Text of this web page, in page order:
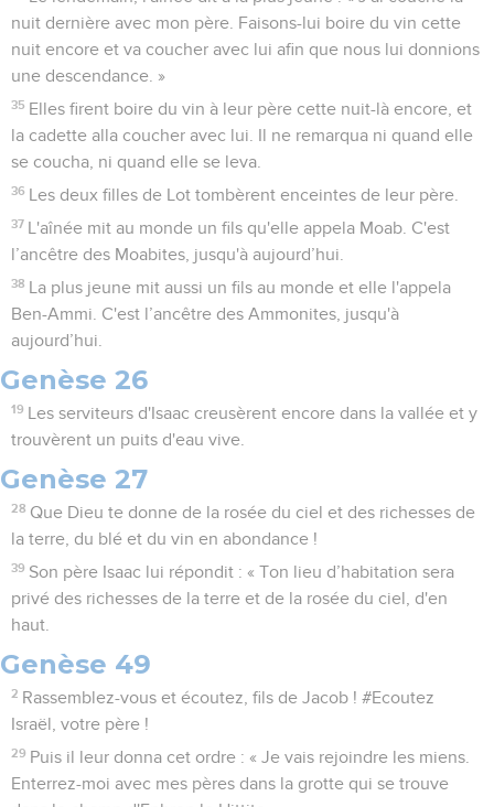
nuit dernière avec mon père. Faisons-lui boire du vin cette
nuit encore et va coucher avec lui afin que nous lui donnions
une descendance. »
35 Elles firent boire du vin à leur père cette nuit-là encore, et
la cadette alla coucher avec lui. Il ne remarqua ni quand elle
se coucha, ni quand elle se leva.
36 Les deux filles de Lot tombèrent enceintes de leur père.
37
L'aînée mit au monde un fils qu'elle appela Moab. C'est
l’ancêtre des Moabites, jusqu'à aujourd’hui.
38
La plus jeune mit aussi un fils au monde et elle l'appela
Ben-Ammi. C'est l’ancêtre des Ammonites, jusqu'à
aujourd’hui.
Genèse 26
19
Les serviteurs d'Isaac creusèrent encore dans la vallée et y
trouvèrent un puits d'eau vive.
Genèse 27
28 Que Dieu te donne de la rosée du ciel et des richesses de
la terre, du blé et du vin en abondance !
39 Son père Isaac lui répondit : « Ton lieu d’habitation sera
privé des richesses de la terre et de la rosée du ciel, d'en
haut.
Genèse 49
2 Rassemblez-vous et écoutez, fils de Jacob ! #Ecoutez
Israël, votre père !
29 Puis il leur donna cet ordre : « Je vais rejoindre les miens.
Enterrez-moi avec mes pères dans la grotte qui se trouve